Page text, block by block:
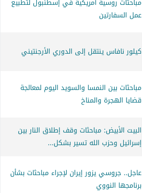
مباحثات روسية أمريكية في إسطنبول لتطبيع
عمل السفارتين
كيلور نافاس ينتقل إلى الدوري الأرجنتيني
مباحثات بين النمسا والسويد اليوم لمعالجة
قضايا الهجرة والمناخ
البيت الأبيض: مباحثات وقف إطلاق النار بين
إسرائيل وحزب الله تسير بشكل...
عاجل.. جروسي يزور إيران لإجراء مباحثات بشأن
برنامجها النووي